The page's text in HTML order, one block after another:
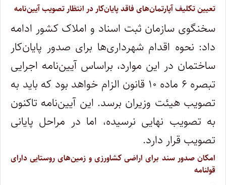
تعیین تکلیف آپارتمان‌های فاقد پایان‌کار در انتظار تصویب آیین‌نامه
سخنگوی سازمان ثبت اسناد و املاک کشور ادامه
داد: نحوه اقدام شهرداری‌ها برای صدور پایان‌کار
ساختمان در این موارد، براساس آیین‌نامه اجرایی
تبصره ۶ ماده ۱۰ قانون الزام خواهد بود که باید به
تصویب هیئت وزیران برسد. این آیین‌نامه تاکنون
به تصویب نهایی نرسیده، اما در مراحل پایانی
تصویب قرار دارد.
امکان صدور سند برای اراضی کشاورزی و زمین‌های روستایی دارای
قولنامه